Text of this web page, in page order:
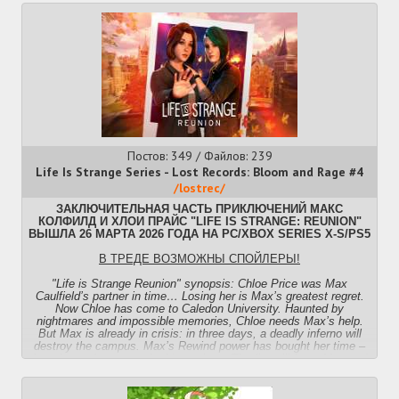
• Легаси творчество сталкер-анонов:
https://stalker-thread.github.io/faq/gallery.html
• История треда:
https://stalker-thread.github.io/archive/list.html
Прошлый тред:>>51192055 (OP)
Постов: 349 / Файлов: 239
Life Is Strange Series - Lost Records: Bloom and Rage #4
/lostrec/
ЗАКЛЮЧИТЕЛЬНАЯ ЧАСТЬ ПРИКЛЮЧЕНИЙ МАКС
КОЛФИЛД И ХЛОИ ПРАЙС "LIFE IS STRANGE: REUNION"
ВЫШЛА 26 МАРТА 2026 ГОДА НА PC/XBOX SERIES X-S/PS5
В ТРЕДЕ ВОЗМОЖНЫ СПОЙЛЕРЫ!
"Life is Strange Reunion" synopsis: Chloe Price was Max
Caulfield’s partner in time… Losing her is Max’s greatest regret.
Now Chloe has come to Caledon University. Haunted by
nightmares and impossible memories, Chloe needs Max’s help.
But Max is already in crisis: in three days, a deadly inferno will
destroy the campus. Max’s Rewind power has bought her time –
but she can’t prevent the blaze alone. The fire will force Max and